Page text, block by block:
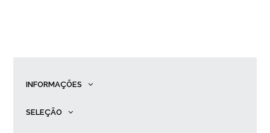
INFORMAÇÕES
SELEÇÃO